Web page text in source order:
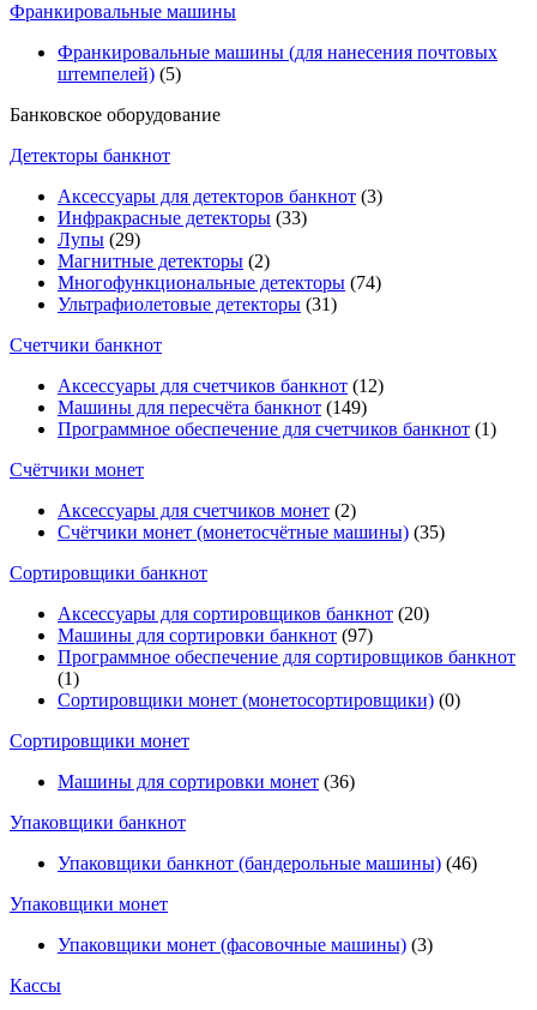
Франкировальные машины
Франкировальные машины (для нанесения почтовых
штемпелей) (5)
Банковское оборудование
Детекторы банкнот
Аксессуары для детекторов банкнот (3)
Инфракрасные детекторы (33)
Лупы (29)
Магнитные детекторы (2)
Многофункциональные детекторы (74)
Ультрафиолетовые детекторы (31)
Счетчики банкнот
Аксессуары для счетчиков банкнот (12)
Машины для пересчёта банкнот (149)
Программное обеспечение для счетчиков банкнот (1)
Счётчики монет
Аксессуары для счетчиков монет (2)
Счётчики монет (монетосчётные машины) (35)
Cортировщики банкнот
Аксессуары для сортировщиков банкнот (20)
Машины для сортировки банкнот (97)
Программное обеспечение для сортировщиков банкнот
(1)
Сортировщики монет (монетосортировщики) (0)
Сортировщики монет
Машины для сортировки монет (36)
Упаковщики банкнот
Упаковщики банкнот (бандерольные машины) (46)
Упаковщики монет
Упаковщики монет (фасовочные машины) (3)
Кассы